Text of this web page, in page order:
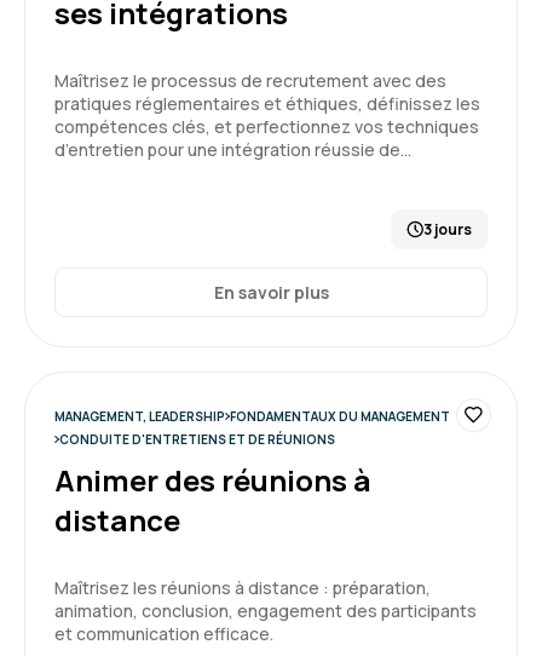
Marion B. Le 28/07/2026
Une formation dynamique avec un format
Formation : S'approprier le rôle de manager : outils et
ROUX L. Le 28/07/2026
clés, une meilleure compréhension de mon rôle
et de ses différentes facettes, et la façon de le
remplir en m'adaptant aux
ses intégrations
Maîtrisez le processus de recrutement avec des
pratiques réglementaires et éthiques, définissez les
compétences clés, et perfectionnez vos techniques
d’entretien pour une intégration réussie de…
3 jours
En savoir plus
MANAGEMENT, LEADERSHIP FONDAMENTAUX DU MANAGEMENT
CONDUITE D'ENTRETIENS ET DE RÉUNIONS
Animer des réunions à
distance
Maîtrisez les réunions à distance : préparation,
animation, conclusion, engagement des participants
et communication efficace.